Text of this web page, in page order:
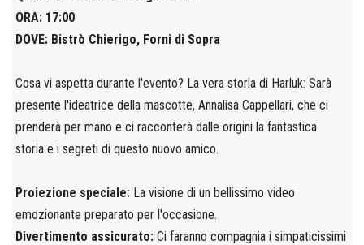
ORA: 17:00
DOVE: Bistrò Chierigo, Forni di Sopra
Cosa vi aspetta durante l'evento? La vera storia di Harluk: Sarà
presente l'ideatrice della mascotte, Annalisa Cappellari, che ci
prenderà per mano e ci racconterà dalle origini la fantastica
storia e i segreti di questo nuovo amico.
Proiezione speciale: La visione di un bellissimo video
emozionante preparato per l'occasione.
Divertimento assicurato: Ci faranno compagnia i simpaticissimi